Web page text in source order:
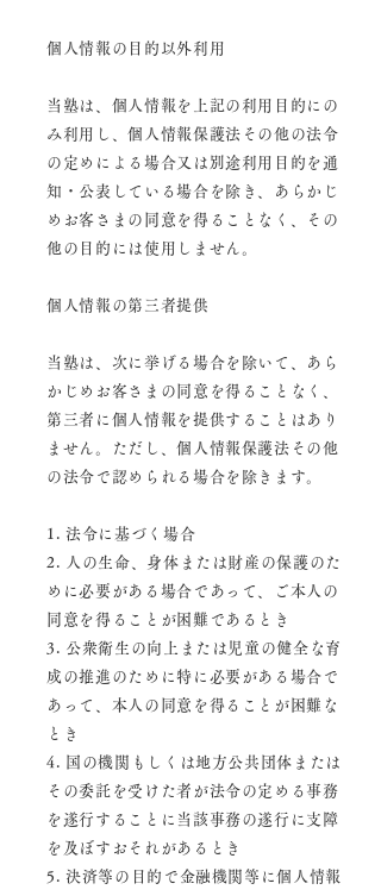
個人情報の目的以外利用
当塾は、個人情報を上記の利用目的にの
み利用し、個人情報保護法その他の法令
の定めによる場合又は別途利用目的を通
知・公表している場合を除き、あらかじ
めお客さまの同意を得ることなく、その
他の目的には使用しません。
個人情報の第三者提供
当塾は、次に挙げる場合を除いて、あら
かじめお客さまの同意を得ることなく、
第三者に個人情報を提供することはあり
ません。
ただし、個人情報保護法その他
の法令で認められる場合を除きます。
1. 法令に基づく場合
2. 人の生命、身体または財産の保護のた
めに必要がある場合であって、
ご本人の
同意を得ることが困難であるとき
3. 公衆衛生の向上または児童の健全な育
成の推進のために特に必要がある場合で
あって、本人の同意を得ることが困難な
とき
4. 国の機関もしくは地方公共団体または
その委託を受けた者が法令の定める事務
を遂行することに当該事務の遂行に支障
を及ぼすおそれがあるとき
5. 決済等の目的で金融機関等に個人情報